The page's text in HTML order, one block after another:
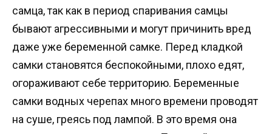
самца, так как в период спаривания самцы
бывают агрессивными и могут причинить вред
даже уже беременной самке. Перед кладкой
самки становятся беспокойными, плохо едят,
огораживают себе территорию. Беременные
самки водных черепах много времени проводят
на суше, греясь под лампой. В это время она